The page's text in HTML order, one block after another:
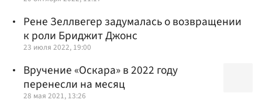
Рене Зеллвегер задумалась о возвращении
к роли Бриджит Джонс
23 июля 2022, 19:00
Вручение «Оскара» в 2022 году
перенесли на месяц
28 мая 2021, 13:26